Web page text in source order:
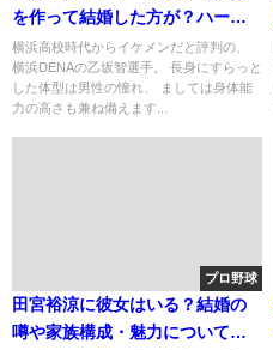
を作って結婚した方が？ハーフ
で優れた遺伝子
横浜高校時代からイケメンだと評判の、
横浜DENAの乙坂智選手。 長身にすらっと
した体型は男性の憧れ、 ましては身体能
力の高さも兼ね備えます...
プロ野球
田宮裕涼に彼女はいる？結婚の
噂や家族構成・魅力についても